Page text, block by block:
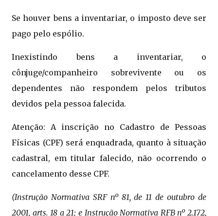
Se houver bens a inventariar, o imposto deve ser
pago pelo espólio.
Inexistindo bens a inventariar, o
cônjuge/companheiro sobrevivente ou os
dependentes não respondem pelos tributos
devidos pela pessoa falecida.
Atenção: A inscrição no Cadastro de Pessoas
Físicas (CPF) será enquadrada, quanto à situação
cadastral, em titular falecido, não ocorrendo o
cancelamento desse CPF.
(Instrução Normativa SRF nº 81, de 11 de outubro de
2001, arts. 18 a 21; e Instrução Normativa RFB nº 2.172,